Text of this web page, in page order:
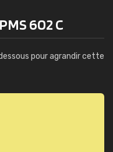
602 C
pour agrandir cette